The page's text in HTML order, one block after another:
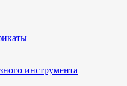
инструмента